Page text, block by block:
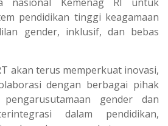
pendidikan tinggi keagamaan
gender, inklusif, dan bebas
akan terus memperkuat inovasi,
dengan berbagai pihak
gender dan
dalam pendidikan,